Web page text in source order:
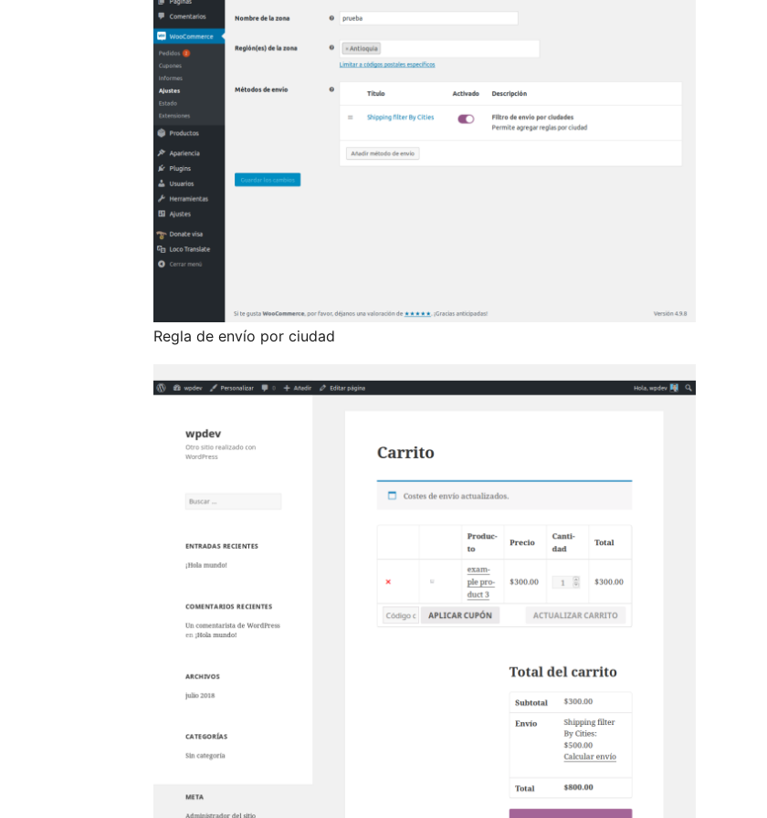
Regla de envío por ciudad